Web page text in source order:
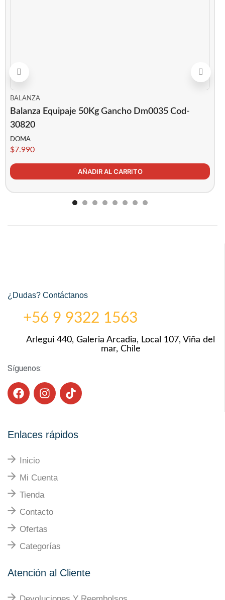
BALANZA
Balanza Equipaje 50Kg Gancho Dm0035 Cod-
30820
DOMA
$7.990
AÑADIR AL CARRITO
¿Dudas? Contáctanos
+56 9 9322 1563
Arlegui 440, Galeria Arcadia, Local 107, Viña del
mar, Chile
Síguenos:
Enlaces rápidos
Inicio
Mi Cuenta
Tienda
Contacto
Ofertas
Categorías
Atención al Cliente